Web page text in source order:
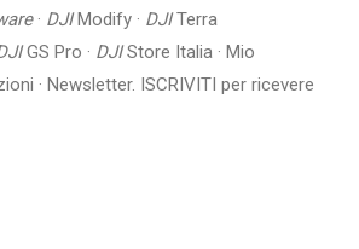
· DJIModify · DJITerra
GS Pro · DJIStore Italia · Mio
· Newsletter. ISCRIVITI per ricevere